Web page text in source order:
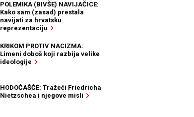
POLEMIKA (BIVŠE) NAVIJAČICE:
Kako sam (zasad) prestala
navijati za hrvatsku
reprezentaciju
KRIKOM PROTIV NACIZMA:
Limeni doboš koji razbija velike
ideologije
HODOČAŠĆE: Tražeći Friedricha
Nietzschea i njegove misli